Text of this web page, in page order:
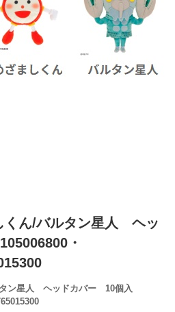
くん/バルタン星人 ヘッ
・
ン星人 ヘッドカバー 10個入